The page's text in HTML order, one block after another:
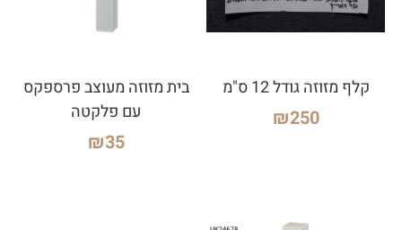
קלף מזוזה גודל 12 ס"מ
₪250
בית מזוזה מעוצב פרספקס
עם פלקטה
₪35